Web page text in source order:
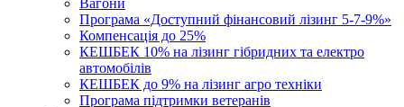
Вагони
Програма «Доступний фінансовий лізинг 5-7-9%»
Компенсація до 25%
КЕШБЕК 10% на лізинг гібридних та електро
автомобілів
КЕШБЕК до 9% на лізинг агро техніки
Програма підтримки ветеранів